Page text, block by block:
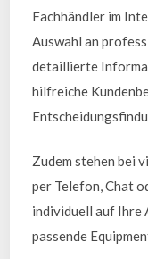
Fachhändler im
Auswahl an
detaillierte
hilfreiche
Zudem stehen bei
per Telefon, Chat
individuell auf Ihre
passende